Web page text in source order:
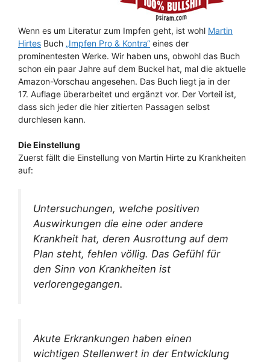
Wenn es um Literatur zum Impfen geht, ist wohl Martin
Hirtes Buch „Impfen Pro & Kontra“ eines der
prominentesten Werke. Wir haben uns, obwohl das Buch
schon ein paar Jahre auf dem Buckel hat, mal die aktuelle
Amazon-Vorschau angesehen. Das Buch liegt ja in der
17. Auflage überarbeitet und ergänzt vor. Der Vorteil ist,
dass sich jeder die hier zitierten Passagen selbst
durchlesen kann.
Die Einstellung
Zuerst fällt die Einstellung von Martin Hirte zu Krankheiten
auf:
Untersuchungen, welche positiven
Auswirkungen die eine oder andere
Krankheit hat, deren Ausrottung auf dem
Plan steht, fehlen völlig. Das Gefühl für
den Sinn von Krankheiten ist
verlorengegangen.
Akute Erkrankungen haben einen
wichtigen Stellenwert in der Entwicklung